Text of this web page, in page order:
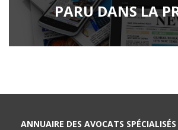
PARU DANS LA
ANNUAIRE DES AVOCATS